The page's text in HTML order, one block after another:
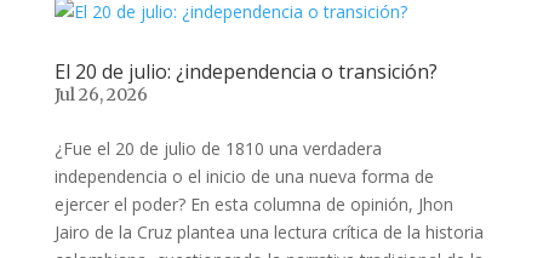
El 20 de julio: ¿independencia o transición?
Jul 26, 2026
¿Fue el 20 de julio de 1810 una verdadera
independencia o el inicio de una nueva forma de
ejercer el poder? En esta columna de opinión, Jhon
Jairo de la Cruz plantea una lectura crítica de la historia